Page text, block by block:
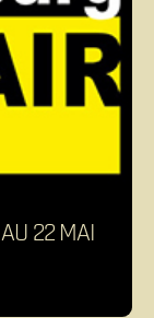
22 MAI